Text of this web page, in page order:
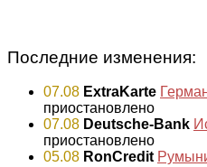
Последние изменения:
07.08 ExtraKarte
приостановлено
07.08 Deutsche-Bank
приостановлено
05.08 RonCredit